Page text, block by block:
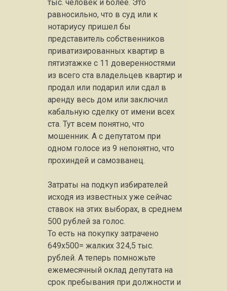
тыс. человек и более. Это
равносильно, что в суд или к
нотариусу пришел бы
представитель собственников
приватизированных квартир в
пятиэтажке с 11 доверенностями
из всего ста владельцев квартир и
продал или подарил или сдал в
аренду весь дом или заключил
кабальную сделку от имени всех
ста. Тут всем понятно, что
мошенник. А с депутатом при
одном голосе из 9 непонятно, что
прохиндей и самозванец.
Затраты на подкуп избирателей
исходя из известных уже сейчас
ставок на этих выборах, в среднем
500 рублей за голос.
То есть на покупку затрачено
649х500= жалких 324,5 тыс.
рублей. А теперь помножьте
ежемесячный оклад депутата на
срок пребывания при должности и